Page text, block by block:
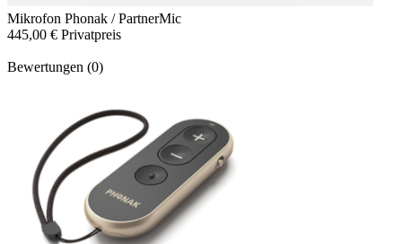
Mikrofon Phonak / PartnerMic
445,00 € Privatpreis
Bewertungen (0)